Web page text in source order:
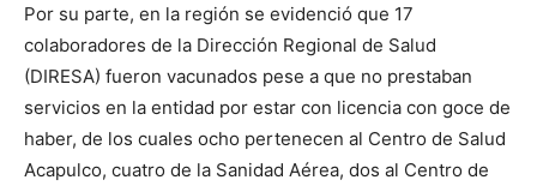
Por su parte, en la región se evidenció que 17
colaboradores de la Dirección Regional de Salud
(DIRESA) fueron vacunados pese a que no prestaban
servicios en la entidad por estar con licencia con goce de
haber, de los cuales ocho pertenecen al Centro de Salud
Acapulco, cuatro de la Sanidad Aérea, dos al Centro de